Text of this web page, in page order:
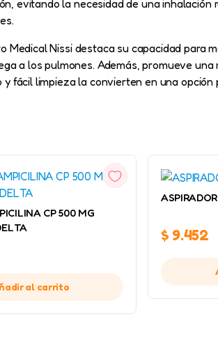
evitando la necesidad de una
Medical Nissi destaca su capacidad
a los pulmones. Además, promueve
fácil limpieza la convierten en una
VISTA
RÁPIDA
CP 500 MG
al carrito
$ 9.452